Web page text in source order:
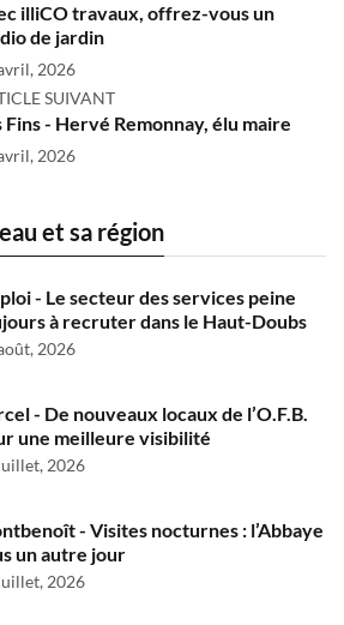
illiCO travaux, offrez-vous un
de jardin
2026
SUIVANT
Fins - Hervé Remonnay, élu maire
2026
et sa région
- Le secteur des services peine
à recruter dans le Haut-Doubs
2026
- De nouveaux locaux de l’O.F.B.
une meilleure visibilité
2026
- Visites nocturnes : l’Abbaye
un autre jour
2026